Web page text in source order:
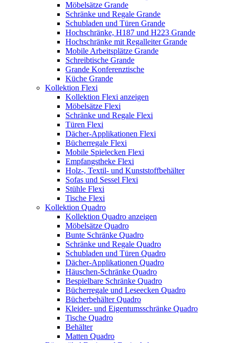
Möbelsätze Grande
Schränke und Regale Grande
Schubladen und Türen Grande
Hochschränke, H187 und H223 Grande
Hochschränke mit Regalleiter Grande
Mobile Arbeitsplätze Grande
Schreibtische Grande
Grande Konferenztische
Küche Grande
Kollektion Flexi
Kollektion Flexi anzeigen
Möbelsätze Flexi
Schränke und Regale Flexi
Türen Flexi
Dächer-Applikationen Flexi
Bücherregale Flexi
Mobile Spielecken Flexi
Empfangstheke Flexi
Holz-, Textil- und Kunststoffbehälter
Sofas und Sessel Flexi
Stühle Flexi
Tische Flexi
Kollektion Quadro
Kollektion Quadro anzeigen
Möbelsätze Quadro
Bunte Schränke Quadro
Schränke und Regale Quadro
Schubladen und Türen Quadro
Dächer-Applikationen Quadro
Häuschen-Schränke Quadro
Bespielbare Schränke Quadro
Bücherregale und Leseecken Quadro
Bücherbehälter Quadro
Kleider- und Eigentumsschränke Quadro
Tische Quadro
Behälter
Matten Quadro